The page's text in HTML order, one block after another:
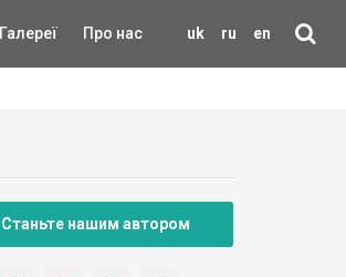
uk ru en
Галереї Про нас
Станьте нашим автором